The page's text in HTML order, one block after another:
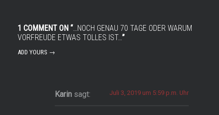
1 COMMENT ON “…NOCH GENAU 70 TAGE ODER WARUM
VORFREUDE ETWAS TOLLES IST… ”
ADD YOURS →
Karin sagt: Juli 3, 2019 um 5:59 p.m. Uhr